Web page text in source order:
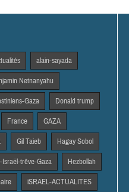
alain-sayada
Netnanyahu
Gaza Donald trump
France GAZA
Gil Taieb Hagay Sobol
Israël-trêve-Gaza Hezbollah
iSRAEL-ACTUALITES